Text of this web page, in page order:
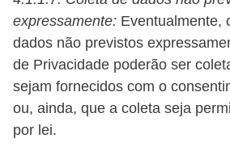
expressamente: Eventualmente,
dados não previstos
de Privacidade poderão ser
sejam fornecidos com o
ou, ainda, que a coleta seja
por lei.